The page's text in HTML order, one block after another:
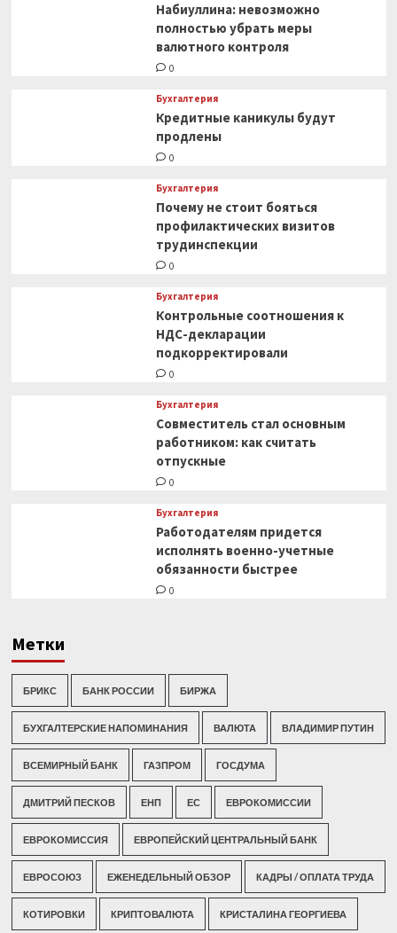
Набиуллина: невозможно
полностью убрать меры
валютного контроля
0
Бухгалтерия
Кредитные каникулы будут
продлены
0
Бухгалтерия
Почему не стоит бояться
профилактических визитов
трудинспекции
0
Бухгалтерия
Контрольные соотношения к
НДС-декларации
подкорректировали
0
Бухгалтерия
Совместитель стал основным
работником: как считать
отпускные
0
Бухгалтерия
Работодателям придется
исполнять военно-учетные
обязанности быстрее
0
Метки
БРИКС БАНК РОССИИ БИРЖА
БУХГАЛТЕРСКИЕ НАПОМИНАНИЯ ВАЛЮТА ВЛАДИМИР ПУТИН
ВСЕМИРНЫЙ БАНК ГАЗПРОМ ГОСДУМА
ДМИТРИЙ ПЕСКОВ ЕНП ЕС ЕВРОКОМИССИИ
ЕВРОКОМИССИЯ ЕВРОПЕЙСКИЙ ЦЕНТРАЛЬНЫЙ БАНК
ЕВРОСОЮЗ ЕЖЕНЕДЕЛЬНЫЙ ОБЗОР КАДРЫ / ОПЛАТА ТРУДА
КОТИРОВКИ КРИПТОВАЛЮТА КРИСТАЛИНА ГЕОРГИЕВА